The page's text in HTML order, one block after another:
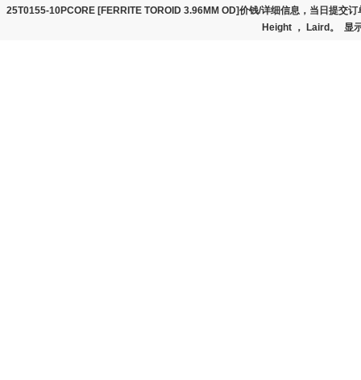
25T0155-10PCORE [FERRITE TOROID 3.96MM OD]价钱/详细信息，当日提
Height ， Laird。 显